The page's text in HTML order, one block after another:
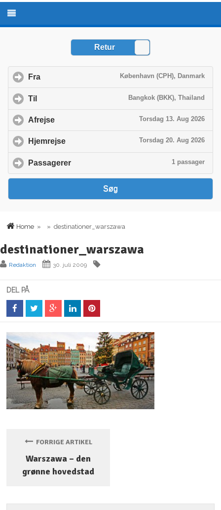
Home » » destinationer_warszawa
destinationer_warszawa
Redaktion 30. juli 2009
DEL PÅ
FORRIGE ARTIKEL
Warszawa – den
grønne hovedstad